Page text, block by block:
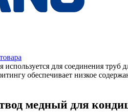
для соединения труб
обеспечивает низкое
медный для